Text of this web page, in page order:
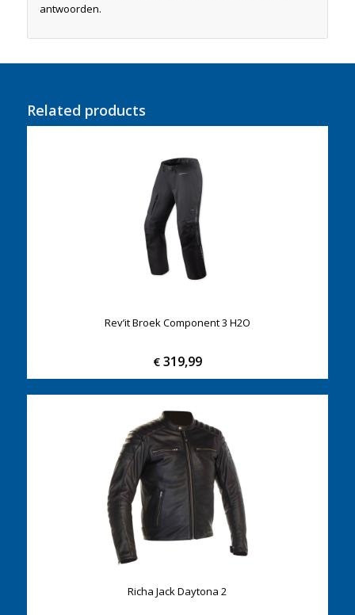
antwoorden.
Related products
Rev’it Broek Component 3 H2O
€319,99
Richa Jack Daytona 2